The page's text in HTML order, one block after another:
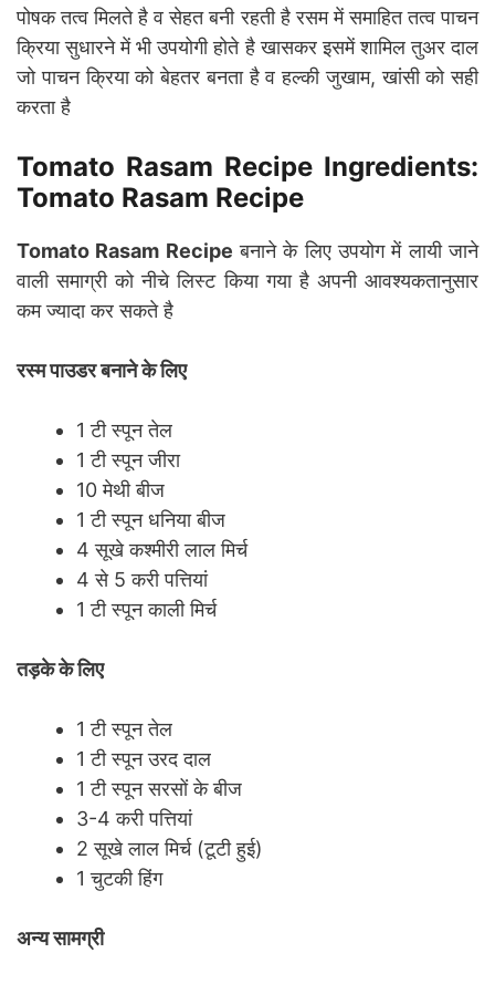
पोषक तत्व मिलते है व सेहत बनी रहती है रसम में समाहित तत्व पाचन
क्रिया सुधारने में भी उपयोगी होते है खासकर इसमें शामिल तुअर दाल
जो पाचन क्रिया को बेहतर बनता है व हल्की जुखाम, खांसी को सही
करता है
Tomato Rasam Recipe Ingredients:
Tomato Rasam Recipe
Tomato Rasam Recipe बनाने के लिए उपयोग में लायी जाने
वाली समाग्री को नीचे लिस्ट किया गया है अपनी आवश्यकतानुसार
कम ज्यादा कर सकते है
रस्म पाउडर बनाने के लिए
1 टी स्पून तेल
1 टी स्पून जीरा
10 मेथी बीज
1 टी स्पून धनिया बीज
4 सूखे कश्मीरी लाल मिर्च
4 से 5 करी पत्तियां
1 टी स्पून काली मिर्च
तड़के के लिए
1 टी स्पून तेल
1 टी स्पून उरद दाल
1 टी स्पून सरसों के बीज
3-4 करी पत्तियां
2 सूखे लाल मिर्च (टूटी हुई)
1 चुटकी हिंग
अन्य सामग्री